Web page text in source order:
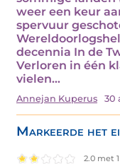
weer een keur
spervuur
decennia In de
Verloren in één
vielen…
Annejan Kuperus 30
Markeerde het
2.0 met